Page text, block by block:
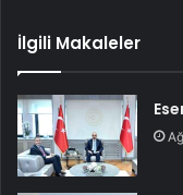
İlgili Makaleler